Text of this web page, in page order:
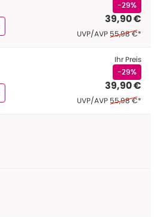
-29%
39,90 €
UVP/AVP Ehemaliger
55,98 €*
Ihr Preis
-29%
39,90 €
UVP/AVP Ehemaliger
55,98 €*